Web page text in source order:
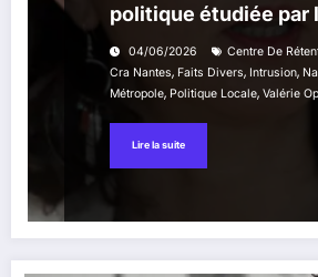
politique étudiée par
enquêteurs
04/06/2026 Centre De
Cra Nantes, Faits Divers, Intrusion,
Métropole, Politique Locale, Valérie
Lire la suite